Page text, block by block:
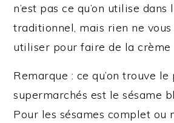
n’est pas ce qu’on utilise dans
traditionnel, mais rien ne
utiliser pour faire de la crème
Remarque : ce qu’on trouve le
supermarchés est le sésame
Pour les sésames complet ou